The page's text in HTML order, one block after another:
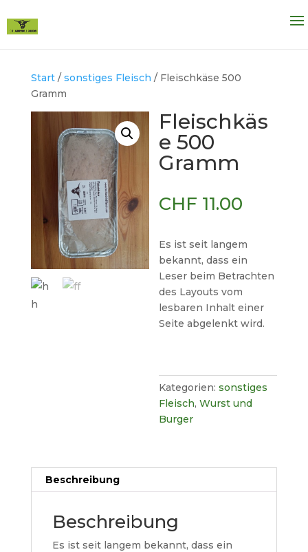
Start/ sonstiges Fleisch / Fleischkäse 500
Gramm
Fleischkäs
e 500
Gramm
CHF 11.00
Es ist seit langem
bekannt, dass ein
Leser beim Betrachten
des Layouts vom
lesbaren Inhalt einer
Seite abgelenkt wird.
Kategorien:sonstiges
Fleisch,Wurst und
Burger
Beschreibung
Beschreibung
Es ist seit langem bekannt, dass ein